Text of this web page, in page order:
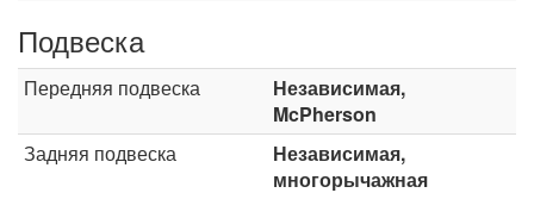
Подвеска
Передняя подвеска
Независимая,
McPherson
Задняя подвеска
Независимая,
многорычажная